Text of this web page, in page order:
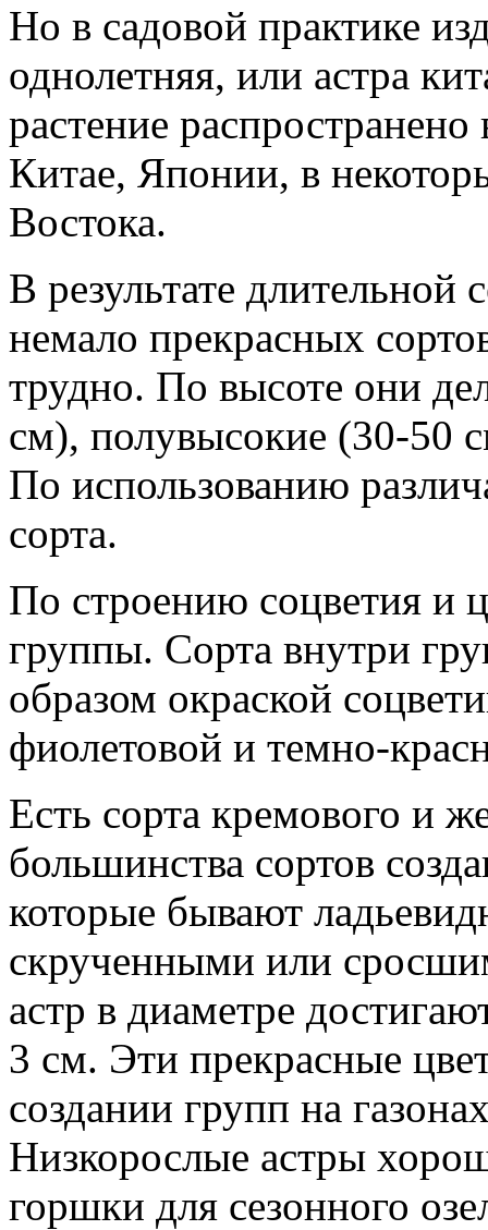
Но в садовой практике
однолетняя, или астра
растение
Китае, Японии, в
Востока.
В результате
немало прекрасных
трудно. По высоте они
см), полувысокие (30-50
По использованию
сорта.
По строению соцветия и
группы. Сорта внутри
образом окраской
фиолетовой и темно-
Есть сорта кремового и
большинства сортов
которые бывают
скрученными или
астр в диаметре
3 см. Эти прекрасные
создании групп на
Низкорослые астры
горшки для сезонного